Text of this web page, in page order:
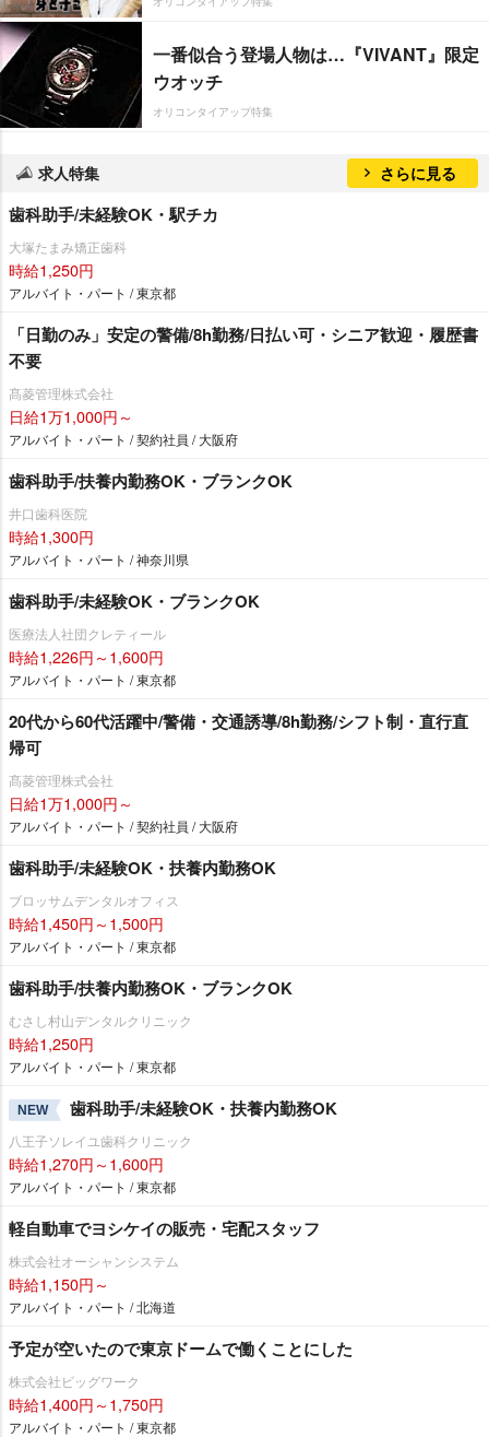
一番似合う登場人物は…『VIVANT』限定
ウオッチ
オリコンタイアップ特集
求人特集 さらに見る
歯科助手/未経験OK・駅チカ
大塚たまみ矯正歯科
時給1,250円
アルバイト・パート / 東京都
「日勤のみ」安定の警備/8h勤務/日払い可・シニア歓迎・履歴書
不要
髙菱管理株式会社
日給1万1,000円～
アルバイト・パート / 契約社員 / 大阪府
歯科助手/扶養内勤務OK・ブランクOK
井口歯科医院
時給1,300円
アルバイト・パート / 神奈川県
歯科助手/未経験OK・ブランクOK
医療法人社団クレティール
時給1,226円～1,600円
アルバイト・パート / 東京都
20代から60代活躍中/警備・交通誘導/8h勤務/シフト制・直行直
帰可
髙菱管理株式会社
日給1万1,000円～
アルバイト・パート / 契約社員 / 大阪府
歯科助手/未経験OK・扶養内勤務OK
ブロッサムデンタルオフィス
時給1,450円～1,500円
アルバイト・パート / 東京都
歯科助手/扶養内勤務OK・ブランクOK
むさし村山デンタルクリニック
時給1,250円
アルバイト・パート / 東京都
NEW 歯科助手/未経験OK・扶養内勤務OK
八王子ソレイユ歯科クリニック
時給1,270円～1,600円
アルバイト・パート / 東京都
軽自動車でヨシケイの販売・宅配スタッフ
株式会社オーシャンシステム
時給1,150円～
アルバイト・パート / 北海道
予定が空いたので東京ドームで働くことにした
株式会社ビッグワーク
時給1,400円～1,750円
アルバイト・パート / 東京都